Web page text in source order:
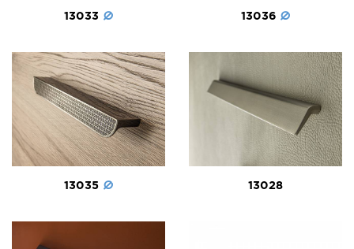
13033 13036
13035 13028